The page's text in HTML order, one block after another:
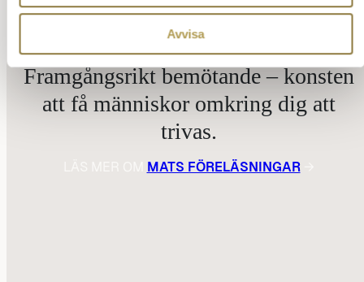
Avvisa
Framgångsrikt bemötande – konsten
att få människor omkring dig att
trivas.
MATS FÖRELÄSNINGAR→